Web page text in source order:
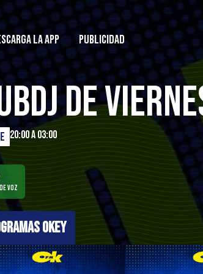
LA APP PUBLICIDAD
de
20:00 a 03:00
Voz
OKEY